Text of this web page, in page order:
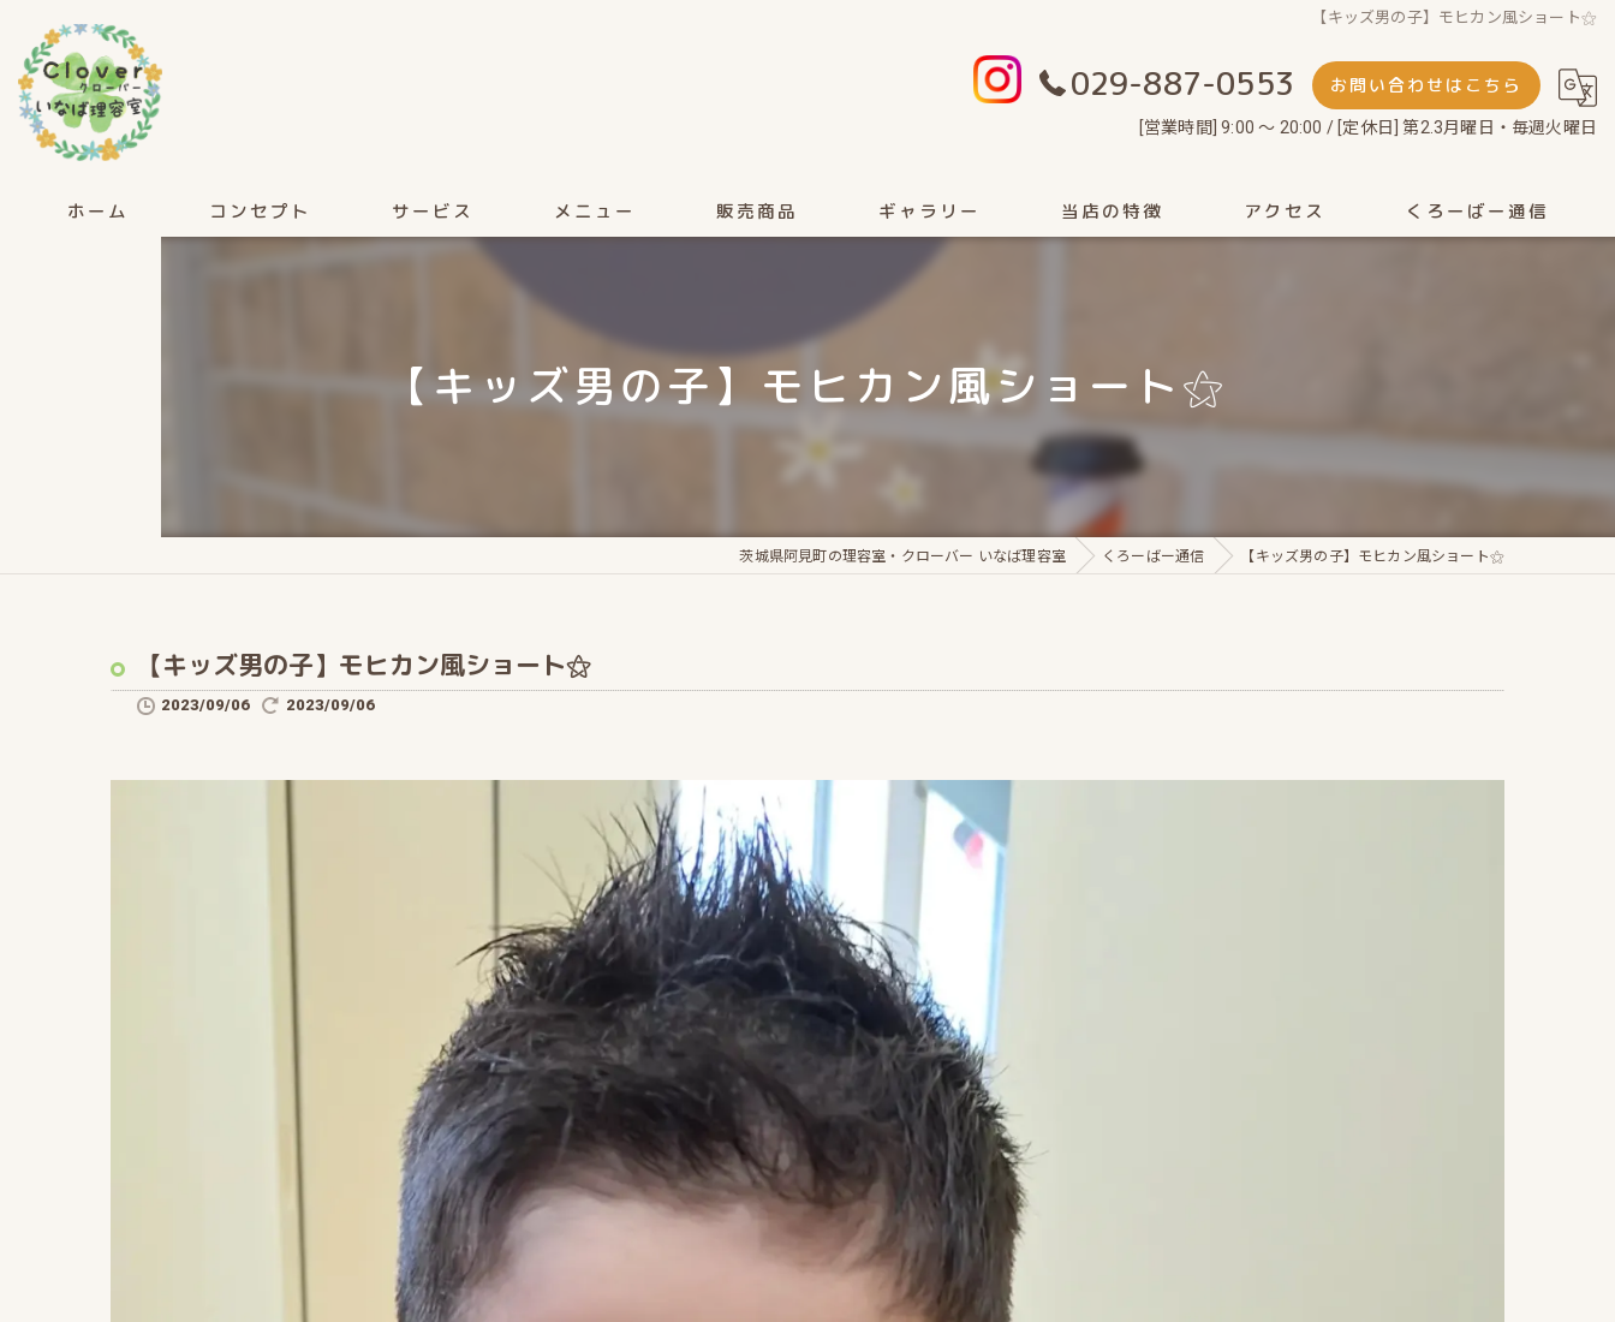
【キッズ男の子】モヒカン風ショート⚝
029-887-0553 お問い合わせはこちら
[営業時間] 9:00 ～ 20:00 / [定休日] 第2.3月曜日・毎週火曜日
ホーム コンセプト サービス メニュー 販売商品 ギャラリー 当店の特徴
女性
フェイシャル
ヘッドスパ
アクセス くろーばー通信
【キッズ男の子】モヒカン風ショート⚝
茨城県阿見町の理容室・クローバー いなば理容室 くろーばー通信 【キッズ男の子】モヒカン風ショート⚝
【キッズ男の子】モヒカン風ショート⚝
2023/09/06 2023/09/06